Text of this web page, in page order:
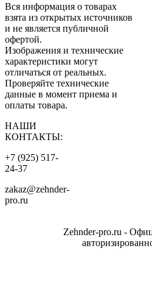
Вся информация о товарах
взята из открытых источников
и не является публичной
офертой.
Изображения и технические
характеристики могут
отличаться от реальных.
Проверяйте технические
данные в момент приема и
оплаты товара.
НАШИ
КОНТАКТЫ:
+7 (925) 517-
24-37
zakaz@zehnder-
pro.ru
Zehnder-pro.ru -